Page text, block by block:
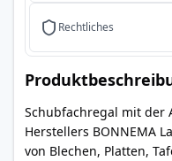
Rechtliches
Schubfachregal mit der
Herstellers BONNEMA
von Blechen, Platten,